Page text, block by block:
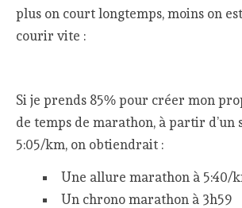
plus on court longtemps, moins on
courir vite :
Si je prends 85% pour créer mon
de temps de marathon, à partir d’un
5:05/km, on obtiendrait :
Une allure marathon à 5:40/
Un chrono marathon à 3h59